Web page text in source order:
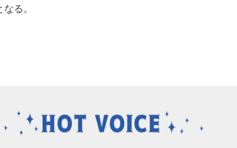
る。